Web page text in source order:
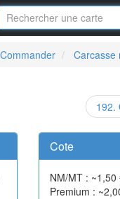
Carcasse
192.
Cote
NM/MT : ~1,50
Premium :